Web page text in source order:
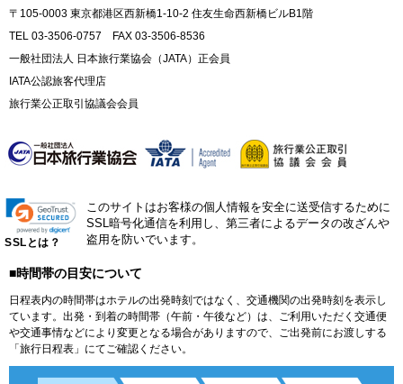
〒105-0003 東京都港区西新橋1-10-2 住友生命西新橋ビルB1階
TEL 03-3506-0757 FAX 03-3506-8536
一般社団法人 日本旅行業協会（JATA）正会員
IATA公認旅客代理店
旅行業公正取引協議会会員
SSLとは？
このサイトはお客様の個人情報を安全に送受信するために
SSL暗号化通信を利用し、第三者によるデータの改ざんや
盗用を防いでいます。
■時間帯の目安について
日程表内の時間帯はホテルの出発時刻ではなく、交通機関の出発時刻を表示し
ています。出発・到着の時間帯（午前・午後など）は、ご利用いただく交通便
や交通事情などにより変更となる場合がありますので、ご出発前にお渡しする
「旅行日程表」にてご確認ください。